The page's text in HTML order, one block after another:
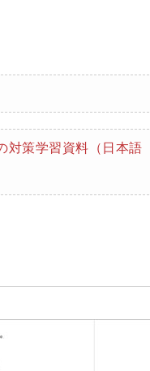
対策学習資料（日本語